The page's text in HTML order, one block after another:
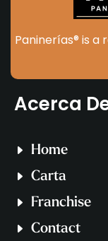
Paninerías® is
Acerca
Home
Carta
Franchise
Contact